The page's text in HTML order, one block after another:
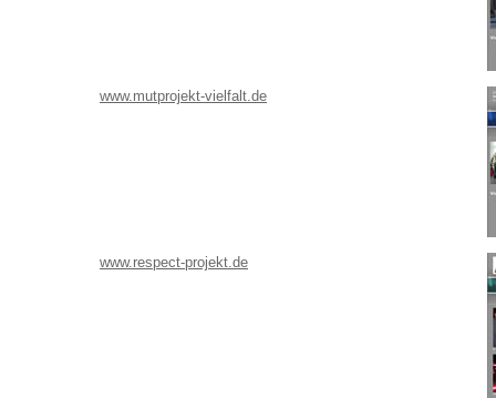
www.mutprojekt-vielfalt.de
www.respect-projekt.de